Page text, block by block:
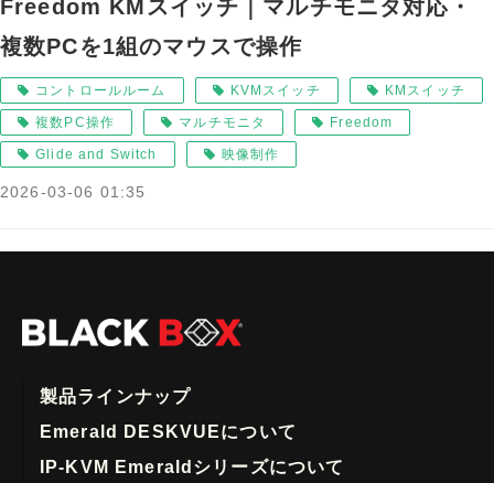
Freedom KMスイッチ｜マルチモニタ対応・
複数PCを1組のマウスで操作
コントロールルーム KVMスイッチ KMスイッチ
複数PC操作 マルチモニタ Freedom
Glide and Switch 映像制作
2026-03-06 01:35
製品ラインナップ
Emerald DESKVUEについて
IP-KVM Emeraldシリーズについて